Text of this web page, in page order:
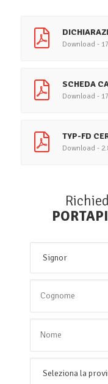
Download -
SCHEDA
Download -
TYP-FD
Download -